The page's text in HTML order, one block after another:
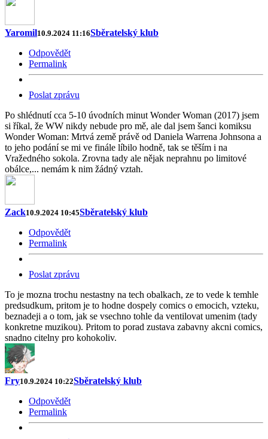
Yaromil10.9.2024 11:16Sběratelský klub
Odpovědět
Permalink
Poslat zprávu
Po shlédnutí cca 5-10 úvodních minut Wonder Woman (2017) jsem
si říkal, že WW nikdy nebude pro mě, ale dal jsem šanci komiksu
Wonder Woman: Mrtvá země právě od Daniela Warrena Johnsona a
to jeho podání se mi ve finále líbilo hodně, tak se těším i na
Vražedného sokola. Zrovna tady ale nějak neprahnu po limitové
obálce,... nemám k nim žádný vztah.
Zack10.9.2024 10:45Sběratelský klub
Odpovědět
Permalink
Poslat zprávu
To je mozna trochu nestastny na tech obalkach, ze to vede k temhle
predsudkum, pritom je to hodne dospely comics o emocich, vzteku,
beznadeji a o tom, jak se vsechno tohle da ventilovat umenim (tady
konkretne muzikou). Pritom to porad zustava zabavny akcni comics,
snadno citelny pro kohokoliv.
Fry10.9.2024 10:22Sběratelský klub
Odpovědět
Permalink